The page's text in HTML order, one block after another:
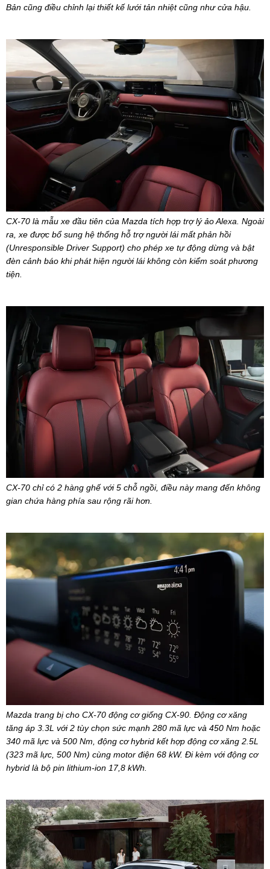
Bản cũng điều chỉnh lại thiết kế lưới tản nhiệt cũng như cửa hậu.
CX-70 là mẫu xe đầu tiên của Mazda tích hợp trợ lý ảo Alexa. Ngoài
ra, xe được bổ sung hệ thống hỗ trợ người lái mất phản hồi
(Unresponsible Driver Support) cho phép xe tự động dừng và bật
đèn cảnh báo khi phát hiện người lái không còn kiểm soát phương
tiện.
CX-70 chỉ có 2 hàng ghế với 5 chỗ ngồi, điều này mang đến không
gian chứa hàng phía sau rộng rãi hơn.
Mazda trang bị cho CX-70 động cơ giống CX-90. Động cơ xăng
tăng áp 3.3L với 2 tùy chọn sức mạnh 280 mã lực và 450 Nm hoặc
340 mã lực và 500 Nm, động cơ hybrid kết hợp động cơ xăng 2.5L
(323 mã lực, 500 Nm) cùng motor điện 68 kW. Đi kèm với động cơ
hybrid là bộ pin lithium-ion 17,8 kWh.